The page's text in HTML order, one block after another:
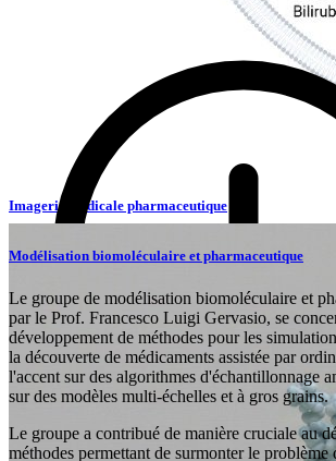
Imagerie médicale pharmaceutique
Norbert Lange
Professeur associé
Heme biosynthesisArtificial antibodies
Photodiagnosis Self-assembling nanoparticles
Description
Accéder
Modélisation biomoléculaire et pharmaceutique
Le groupe de modélisation biomoléculaire et
par le Prof. Francesco Luigi Gervasio, se
développement de méthodes pour les
la découverte de médicaments assistée par
l'accent sur des algorithmes d'échantillonnage
sur des modèles multi-échelles et à gros grains.
Le groupe a contribué de manière cruciale au
méthodes permettant de surmonter le problème